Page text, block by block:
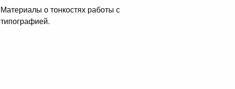
Материалы о тонкостях работы с
типографией.